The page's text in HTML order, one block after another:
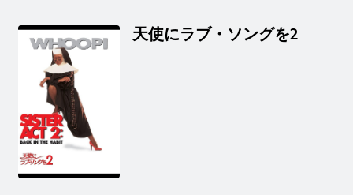
天使にラブ・ソングを2